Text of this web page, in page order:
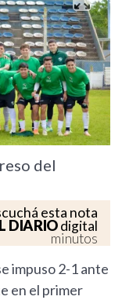
del
esta nota
DIARIOdigital
minutos
impuso 2-1 ante
en el primer